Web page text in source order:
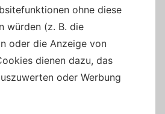
ohne diese
würden (z. B. die
oder die Anzeige von
dienen dazu, das
oder Werbung